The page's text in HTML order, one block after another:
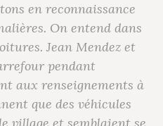
en reconnaissance
On entend dans
Jean Mendez et
pendant
aux renseignements à
que des véhicules